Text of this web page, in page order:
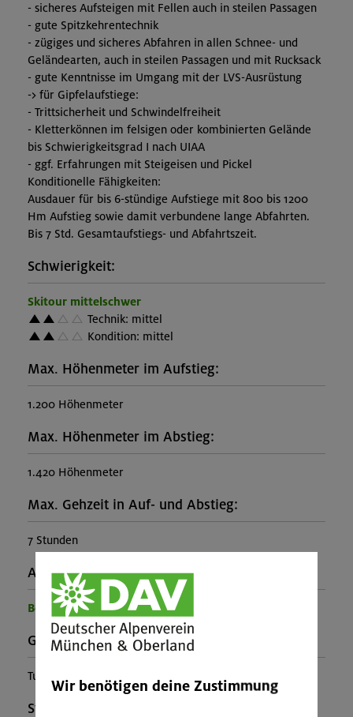
- sicheres Aufsteigen mit Fellen auch in steilen Passagen
- gute Spitzkehrentechnik
- zügiges und sicheres Abfahren in allen Schnee- und
Geländearten, auch in steilen Passagen und mit Rucksack
- gute Kenntnisse im Umgang mit der LVS-Ausrüstung
-> für Gipfelaufstiege:
- Trittsicherheit und Schwindelfreiheit
- Kletterkönnen im felsigen oder kombinierten Gelände
bis Schwierigkeitsgrad I nach UIAA
- ggf. Erfahrungen mit Steigeisen und Pickel
Konditionelle Fähigkeiten:
Ausdauer für bis 6-stündige Aufstiege mit 800 bis 1200
Hm Aufstieg sowie damit verbundene lange Abfahrten.
Bis 7 Std. Gesamtaufstiegs- und Abfahrtszeit.
Schwierigkeit:
Skitour mittelschwer
Technik: mittel
Kondition: mittel
Max. Höhenmeter im Aufstieg:
1.200 Höhenmeter
Max. Höhenmeter im Abstieg:
1.420 Höhenmeter
Max. Gehzeit in Auf- und Abstieg:
7 Stunden
Ausrüstung:
Benötigte Ausrüstung für diese Veranstaltung
Gebirgsgruppe:
Tuxer Alpen
Stützpunkt:
Wir benötigen deine Zustimmung